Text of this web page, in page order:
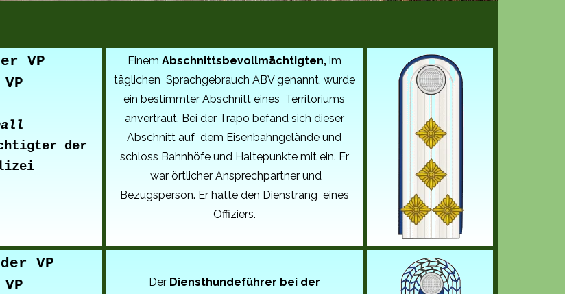
VP
der
Einem Abschnittsbevollmächtigten,im
täglichen Sprachgebrauch ABV genannt, wurde
ein bestimmter Abschnitt eines Territoriums
anvertraut. Bei der Trapo befand sich dieser
Abschnitt auf dem Eisenbahngelände und
schloss Bahnhöfe und Haltepunkte mit ein. Er
war örtlicher Ansprechpartner und
Bezugsperson. Er hatte den Dienstrang eines
Offiziers.
VP
Der Diensthundeführer bei der